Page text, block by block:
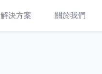
解決方案 關於我們